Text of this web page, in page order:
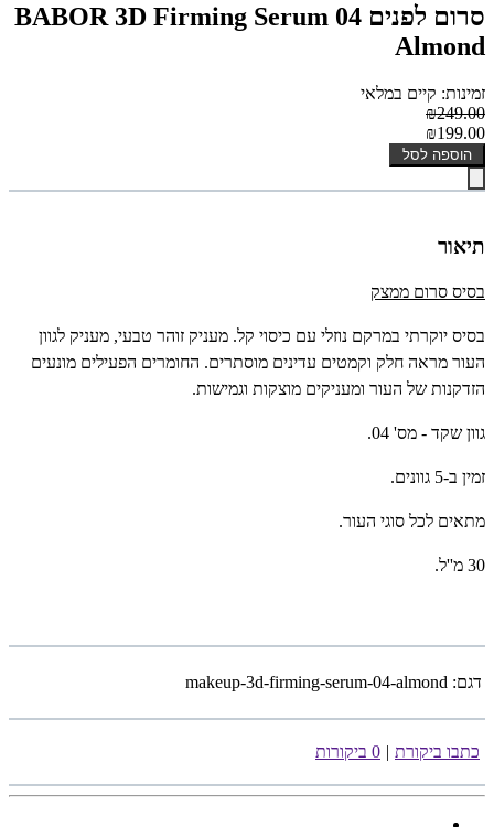
סרום לפנים BABOR 3D Firming Serum 04
Almond
זמינות: קיים במלאי
₪249.00
₪199.00
הוספה לסל
תיאור
בסיס סרום ממצק
בסיס יוקרתי במרקם נוזלי עם כיסוי קל. מעניק זוהר טבעי, מעניק לגוון
העור מראה חלק וקמטים עדינים מוסתרים. החומרים הפעילים מונעים
הזדקנות של העור ומעניקים מוצקות וגמישות.
גוון שקד - מס' 04.
זמין ב-5 גוונים.
מתאים לכל סוגי העור.
30 מ''ל.
דגם: makeup-3d-firming-serum-04-almond
כתבו ביקורת | 0 ביקורות